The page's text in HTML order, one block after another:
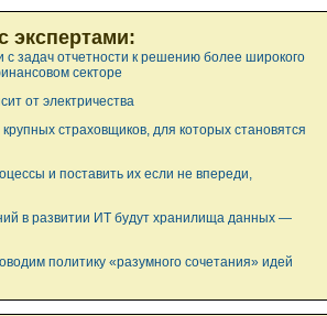
экспертами:
задач отчетности к решению более широкого
секторе
от электричества
страховщиков, для которых становятся
и поставить их если не впереди,
в развитии ИТ будут хранилища данных —
политику «разумного сочетания» идей